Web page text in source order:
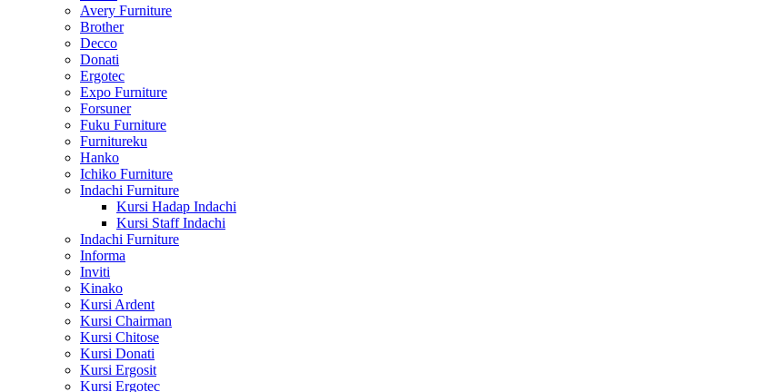
Avery Furniture
Brother
Decco
Donati
Ergotec
Expo Furniture
Forsuner
Fuku Furniture
Furnitureku
Hanko
Ichiko Furniture
Indachi Furniture
Kursi Hadap Indachi
Kursi Staff Indachi
Indachi Furniture
Informa
Inviti
Kinako
Kursi Ardent
Kursi Chairman
Kursi Chitose
Kursi Donati
Kursi Ergosit
Kursi Ergotec